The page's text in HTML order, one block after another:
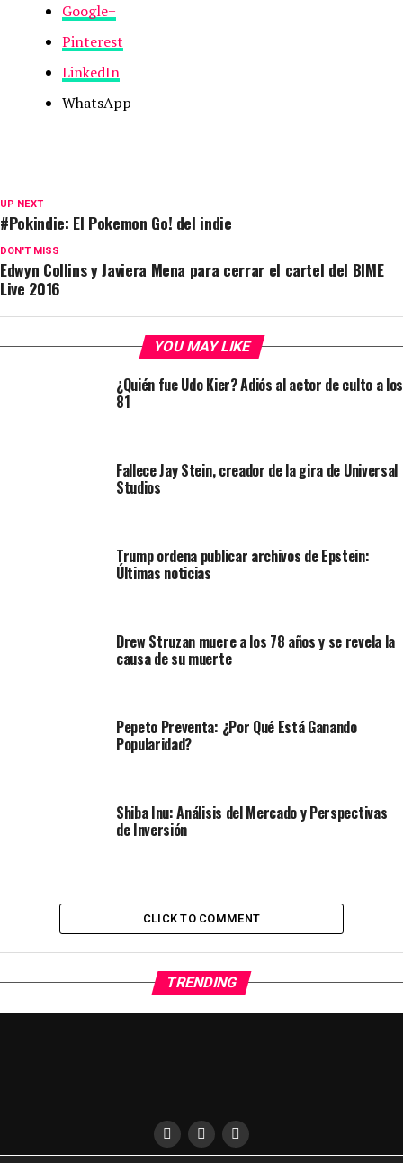
Google+
Pinterest
LinkedIn
WhatsApp
UP NEXT
#Pokindie: El Pokemon Go! del indie
DON'T MISS
Edwyn Collins y Javiera Mena para cerrar el cartel del BIME
Live 2016
YOU MAY LIKE
¿Quién fue Udo Kier? Adiós al actor de culto a los
81
Fallece Jay Stein, creador de la gira de Universal
Studios
Trump ordena publicar archivos de Epstein:
Últimas noticias
Drew Struzan muere a los 78 años y se revela la
causa de su muerte
Pepeto Preventa: ¿Por Qué Está Ganando
Popularidad?
Shiba Inu: Análisis del Mercado y Perspectivas
de Inversión
CLICK TO COMMENT
TRENDING